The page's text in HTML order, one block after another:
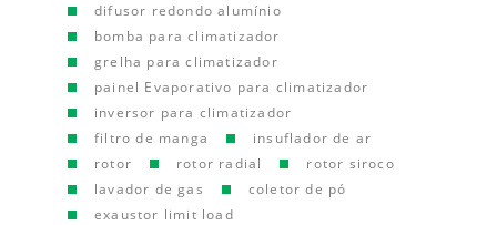
difusor redondo alumínio
bomba para climatizador
grelha para climatizador
painel Evaporativo para climatizador
inversor para climatizador
filtro de manga
insuflador de ar
rotor
rotor radial
rotor siroco
lavador de gas
coletor de pó
exaustor limit load